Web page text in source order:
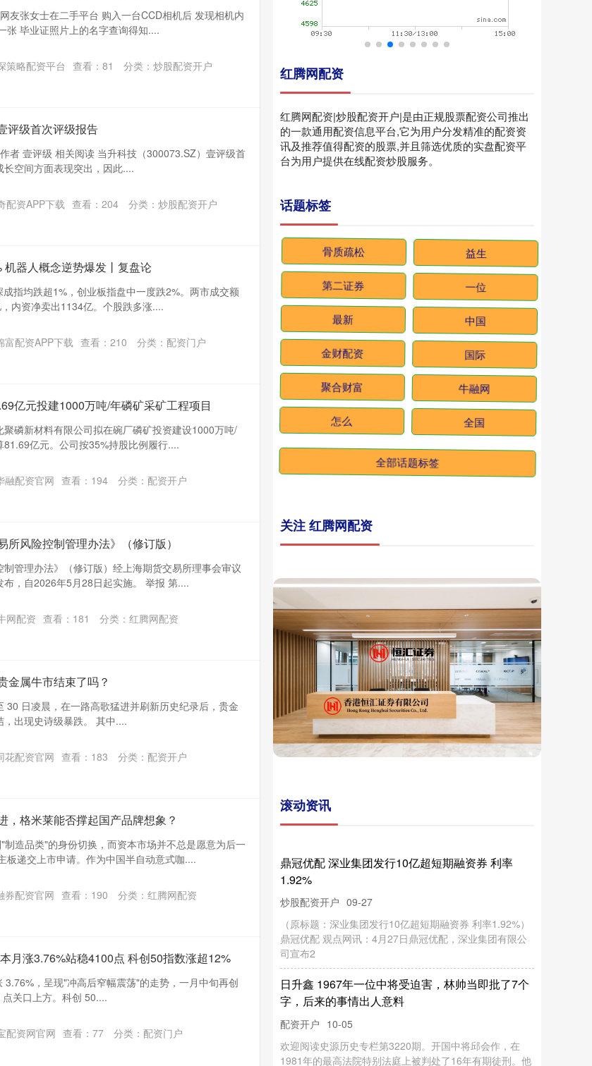
友张女士在二手平台 购入一台CCD相机后 发现相机内
张 毕业证照片上的名字查询得知....
策略配资平台 查看： 81 分类： 炒股配资开户
评级首次评级报告
者 壹评级 相关阅读 当升科技（300073.SZ）壹评级首
长空间方面表现突出，因此....
配资APP下载 查看： 204 分类： 炒股配资开户
器人概念逆势爆发丨复盘论
指均跌超1%，创业板指盘中一度跌2%。两市成交额
内资净卖出1134亿。个股跌多涨....
富配资APP下载 查看： 210 分类： 配资门户
亿元投建1000万吨/年磷矿采矿工程项目
磷新材料有限公司拟在碗厂磷矿投资建设1000万吨/
亿元。公司按35%持股比例履行....
融配资官网 查看： 194 分类： 配资开户
风险控制管理办法》（修订版）
管理办法》（修订版）经上海期货交易所理事会审议
，自2026年5月28日起实施。 举报 第....
网配资 查看： 181 分类： 红腾网配资
金属牛市结束了吗？
日凌晨，在一路高歌猛进并刷新历史纪录后，贵金
出现史诗级暴跌。 其中....
花配资官网 查看： 183 分类： 配资开户
，格米莱能否撑起国产品牌想象？
造品类"的身份切换，而资本市场并不总是愿意为后一
板递交上市申请。作为中国半自动意式咖....
券配资官网 查看： 190 分类： 红腾网配资
月涨3.76%站稳4100点 科创50指数涨超12%
，呈现"冲高后窄幅震荡"的走势，一月中旬再创
关口上方。科创 50....
配资网官网 查看： 77 分类： 配资门户
红腾网配资
红腾网配资|炒股配资开户|是由正规股票配资公司推出
的一款通用配资信息平台,它为用户分发精准的配资资
讯及推荐值得配资的股票,并且筛选优质的实盘配资平
台为用户提供在线配资炒股服务。
话题标签
骨质疏松 益生
第二证券 一位
最新 中国
金财配资 国际
聚合财富 牛融网
怎么 全国
全部话题标签
关注 红腾网配资
滚动资讯
鼎
冠
优
配
深
业
集
团
发
行
1
0
亿
超
短
期
融
资
券
利
率
1
.
9
2
%
炒股配资开户
09-27
业
配
司
2
日
升
鑫
1
9
6
7
年
一
位
中
将
受
迫
害
，
林
帅
当
即
批
了
7
个
字
，
后
来
的
事
情
出
人
意
料
配资开户
10-05
历
和
吴
配资门户
01-11